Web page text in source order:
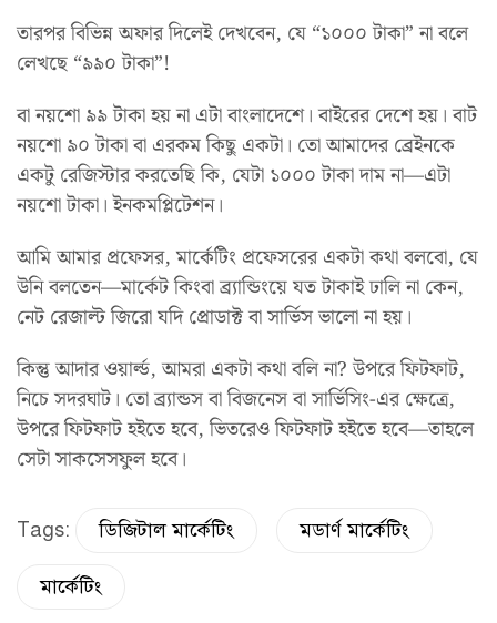
তারপর বিভিন্ন অফার দিলেই দেখবেন, যে “১০০০ টাকা” না বলে
লেখছে “৯৯০ টাকা”!
বা নয়শো ৯৯ টাকা হয় না এটা বাংলাদেশে। বাইরের দেশে হয়। বাট
নয়শো ৯০ টাকা বা এরকম কিছু একটা। তো আমাদের ব্রেইনকে
একটু রেজিস্টার করতেছি কি, যেটা ১০০০ টাকা দাম না—এটা
নয়শো টাকা। ইনকমপ্লিটেশন।
আমি আমার প্রফেসর, মার্কেটিং প্রফেসরের একটা কথা বলবো, যে
উনি বলতেন—মার্কেট কিংবা ব্র্যান্ডিংয়ে যত টাকাই ঢালি না কেন,
নেট রেজাল্ট জিরো যদি প্রোডাক্ট বা সার্ভিস ভালো না হয়।
কিন্তু আদার ওয়ার্ল্ড, আমরা একটা কথা বলি না? উপরে ফিটফাট,
নিচে সদরঘাট। তো ব্র্যান্ডস বা বিজনেস বা সার্ভিসিং-এর ক্ষেত্রে,
উপরে ফিটফাট হইতে হবে, ভিতরেও ফিটফাট হইতে হবে—তাহলে
সেটা সাকসেসফুল হবে।
Tags: ডিজিটাল মার্কেটিং মডার্ণ মার্কেটিং
মার্কেটিং